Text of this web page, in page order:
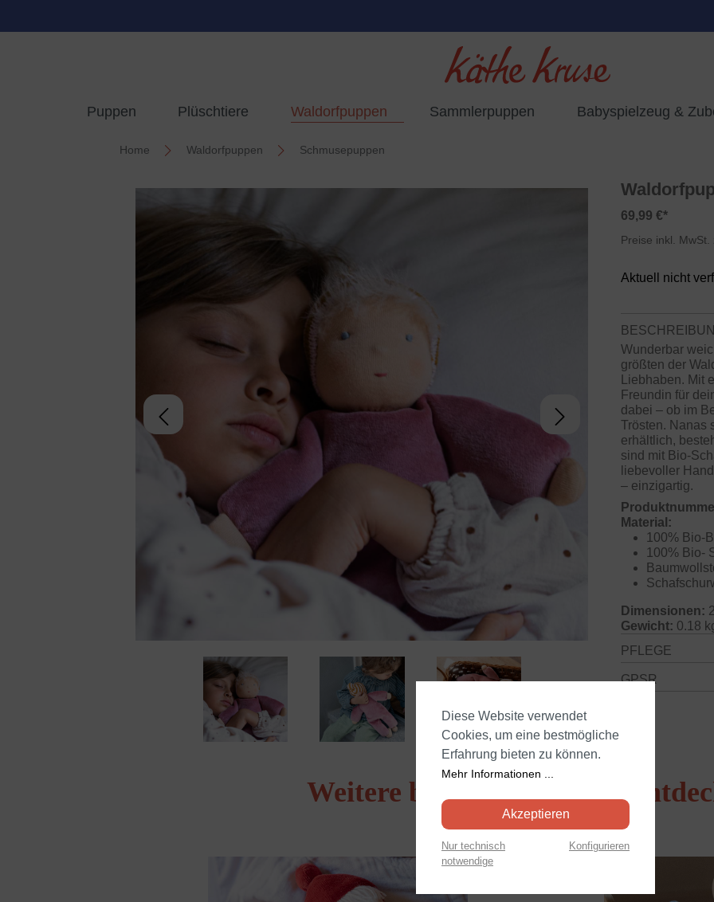
Puppen Plüschtiere Waldorfpuppen Sammlerpuppen Babyspielzeug &
Home Waldorfpuppen Schmusepuppen
69,99 €*
Preise inkl.
Aktuell nicht
Wunderbar
größten der
Liebhaben. Mit
Freundin für
dabei – ob im
Trösten. Nanas
erhältlich,
sind mit Bio-
liebevoller
– einzigartig.
Material:
100% Bio-
100% Bio-
Dimensionen:
Gewicht: 0.18
PFLEGE
GPSR
Weitere beliebte Produkte
Diese Website verwendet
Cookies, um eine bestmögliche
Erfahrung bieten zu können.
Mehr Informationen ...
Akzeptieren
Nur technisch
notwendige
Konfigurieren